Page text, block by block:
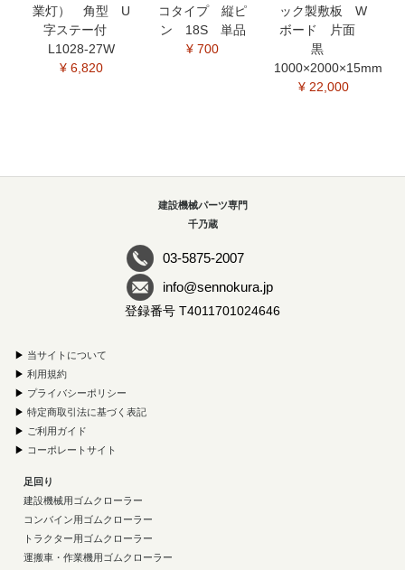
業灯） 角型 U
字ステー付
L1028-27W
¥ 6,820
コタイプ 縦ピ
ン 18S 単品
¥ 700
ック製敷板 W
ボード 片面
黒
1000×2000×15mm
¥ 22,000
建設機械パーツ専門
千乃蔵
03-5875-2007
info@sennokura.jp
登録番号 T4011701024646
▶ 当サイトについて
▶ 利用規約
▶ プライバシーポリシー
▶ 特定商取引法に基づく表記
▶ ご利用ガイド
▶ コーポレートサイト
足回り
建設機械用ゴムクローラー
コンバイン用ゴムクローラー
トラクター用ゴムクローラー
運搬車・作業機用ゴムクローラー